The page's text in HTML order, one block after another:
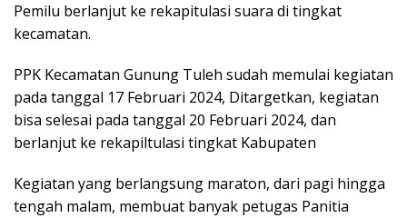
Pemilu berlanjut ke rekapitulasi suara di tingkat
kecamatan.
PPK Kecamatan Gunung Tuleh sudah memulai kegiatan
pada tanggal 17 Februari 2024, Ditargetkan, kegiatan
bisa selesai pada tanggal 20 Februari 2024, dan
berlanjut ke rekapiltulasi tingkat Kabupaten
Kegiatan yang berlangsung maraton, dari pagi hingga
tengah malam, membuat banyak petugas Panitia